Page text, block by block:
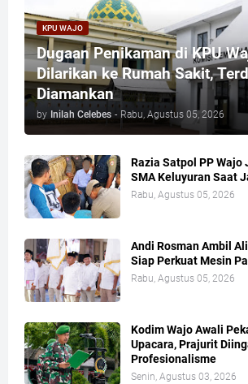
KPU WAJO
Dugaan Penikaman di KPU
Dilarikan ke Rumah Sakit,
Diamankan
by Inilah Celebes - Rabu, Agustus 05, 2026
Razia Satpol PP Wajo
SMA Keluyuran Saat
Rabu, Agustus 05, 2026
Andi Rosman Ambil
Siap Perkuat Mesin
Rabu, Agustus 05, 2026
Kodim Wajo Awali
Upacara, Prajurit
Profesionalisme
Senin, Agustus 03, 2026